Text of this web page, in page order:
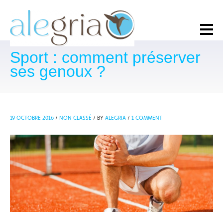
Sport : comment préserver
ses genoux ?
19 OCTOBRE 2016 / NON CLASSÉ / BY ALEGRIA / 1 COMMENT